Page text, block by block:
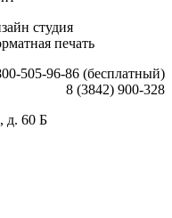
студия
печать
505-96-86 (бесплатный)
8 (3842) 900-328
д. 60 Б